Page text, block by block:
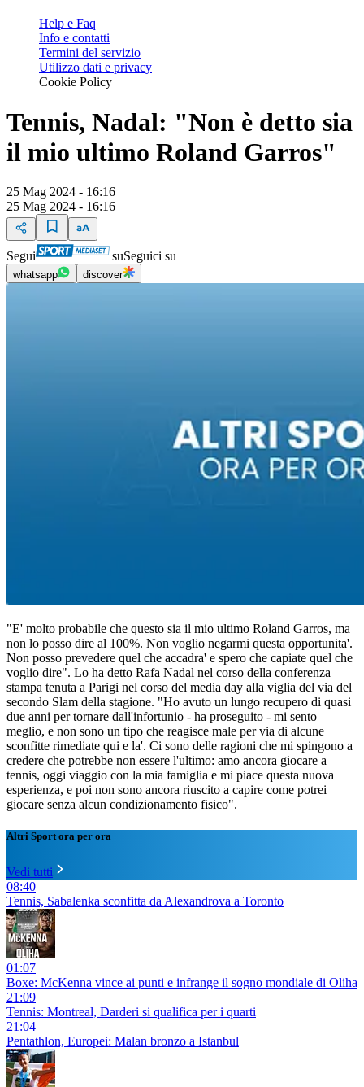
Help e Faq
Info e contatti
Termini del servizio
Utilizzo dati e privacy
Cookie Policy
Tennis, Nadal: "Non è detto sia
il mio ultimo Roland Garros"
25 Mag 2024 - 16:16
25 Mag 2024 - 16:16
Segui suSeguici su
whatsapp discover
"E' molto probabile che questo sia il mio ultimo Roland Garros, ma
non lo posso dire al 100%. Non voglio negarmi questa opportunita'.
Non posso prevedere quel che accadra' e spero che capiate quel che
voglio dire". Lo ha detto Rafa Nadal nel corso della conferenza
stampa tenuta a Parigi nel corso del media day alla viglia del via del
secondo Slam della stagione. "Ho avuto un lungo recupero di quasi
due anni per tornare dall'infortunio - ha proseguito - mi sento
meglio, e non sono un tipo che reagisce male per via di alcune
sconfitte rimediate qui e la'. Ci sono delle ragioni che mi spingono a
credere che potrebbe non essere l'ultimo: amo ancora giocare a
tennis, oggi viaggio con la mia famiglia e mi piace questa nuova
esperienza, e poi non sono ancora riuscito a capire come potrei
giocare senza alcun condizionamento fisico".
Altri Sport ora per ora
Vedi tutti
08:40
Tennis, Sabalenka sconfitta da Alexandrova a Toronto
01:07
Boxe: McKenna vince ai punti e infrange il sogno mondiale di Oliha
21:09
Tennis: Montreal, Darderi si qualifica per i quarti
21:04
Pentathlon, Europei: Malan bronzo a Istanbul